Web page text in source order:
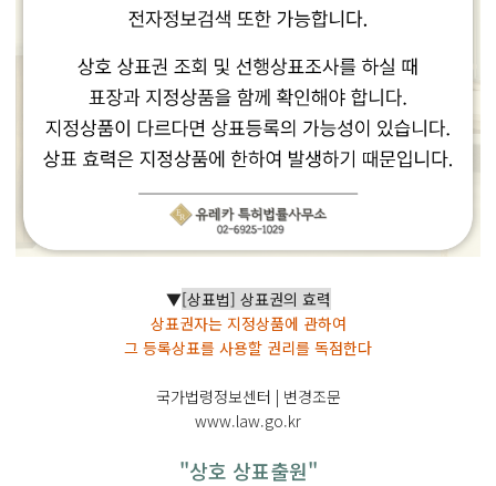
▼[상표법] 상표권의 효력
상표권자는 지정상품에 관하여
그 등록상표를 사용할 권리를 독점한다
국가법령정보센터 | 변경조문
www.law.go.kr
"상호 상표출원"